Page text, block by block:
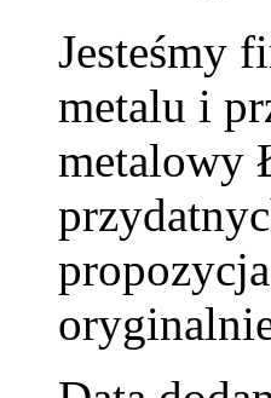
Jesteśmy
metalu i
metalowy